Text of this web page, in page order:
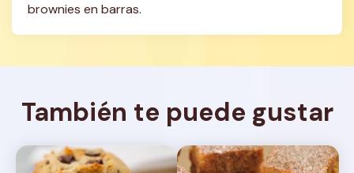
brownies en barras.
También te puede gustar